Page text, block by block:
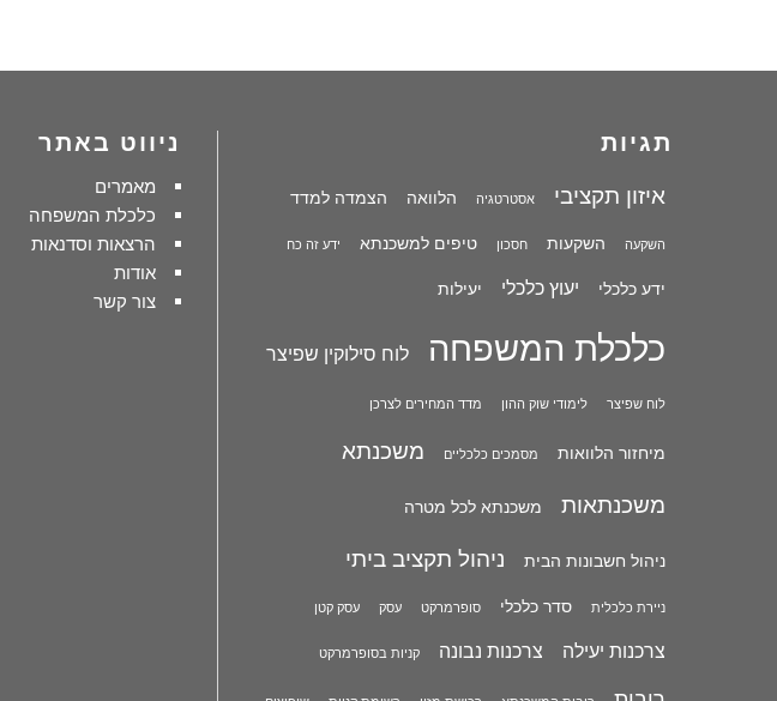
תגיות
איזון תקציבי אסטרטגיה הלוואה הצמדה למדד
השקעה השקעות חסכון טיפים למשכנתא ידע זה כח
ידע כלכלי יעוץ כלכלי יעילות
כלכלת המשפחה לוח סילוקין שפיצר
לוח שפיצר לימודי שוק ההון מדד המחירים לצרכן
מיחזור הלוואות מסמכים כלכליים
משכנתא
משכנתאות
משכנתא לכל מטרה
ניהול חשבונות הבית ניהול תקציב ביתי
ניירת כלכלית סדר כלכלי סופרמרקט עסק עסק קטן
צרכנות יעילה צרכנות נבונה קניות בסופרמרקט
ניווט באתר
מאמרים
כלכלת המשפחה
הרצאות וסדנאות
אודות
צור קשר